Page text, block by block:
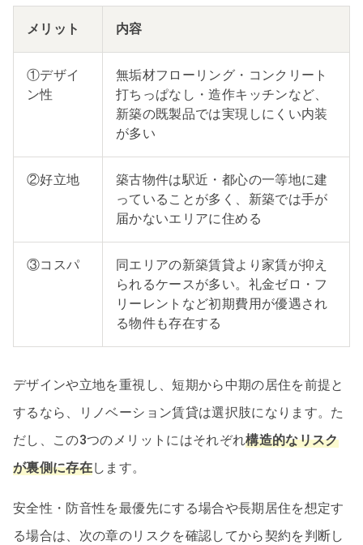
メリット 内容
①デザイ
ン性
無垢材フローリング・コンクリート
打ちっぱなし・造作キッチンなど、
新築の既製品では実現しにくい内装
が多い
②好立地
築古物件は駅近・都心の一等地に建
っていることが多く、新築では手が
届かないエリアに住める
③コスパ
同エリアの新築賃貸より家賃が抑え
られるケースが多い。礼金ゼロ・フ
リーレントなど初期費用が優遇され
る物件も存在する
デザインや立地を重視し、短期から中期の居住を前提と
するなら、リノベーション賃貸は選択肢になります。た
だし、この3つのメリットにはそれぞれ構造的なリスク
が裏側に存在します。
安全性・防音性を最優先にする場合や長期居住を想定す
る場合は、次の章のリスクを確認してから契約を判断し